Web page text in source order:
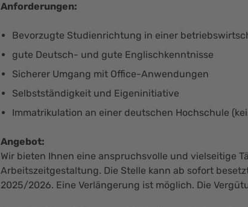
Anforderungen:
Bevorzugte Studienrichtung in einer
gute Deutsch- und gute Englischkenntnisse
Sicherer Umgang mit Office-Anwendungen
Selbstständigkeit und Eigeninitiative
Immatrikulation an einer deutschen Hochschule
Angebot:
Wir bieten Ihnen eine anspruchsvolle und vielseitige
Arbeitszeitgestaltung. Die Stelle kann ab sofort
2025/2026. Eine Verlängerung ist möglich. Die